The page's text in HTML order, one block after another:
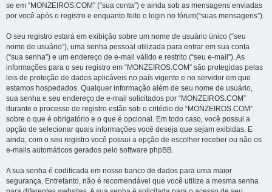
se em “MONZEIROS.COM” (“sua conta”) e ainda sob as mensagens enviadas
por você após o registro e enquanto feito o login no fórum(“suas mensagens”).
O seu registro estará em exibição sobre um nome de usuário único (“seu
nome de usuário”), uma senha pessoal utilizada para entrar em sua conta
(“sua senha”) e um endereço de e-mail válido e restrito (“seu e-mail”). As
informações para o seu registro em “MONZEIROS.COM” são protegidas pelas
leis de proteção de dados aplicáveis no país vigente e no servidor em que
estamos hospedados. Qualquer informação além de seu nome de usuário,
sua senha e seu endereço de e-mail solicitados por “MONZEIROS.COM”
durante o processo de registro estão sob o critédio de “MONZEIROS.COM”
sobre o que é obrigatório e o que é opcional. Em todo caso, você possui a
opção de selecionar quais informações você deseja que sejam exibidas. E
ainda, com o seu registro você possui a opção de escolher receber ou não os
e-mails automáticos gerados pelo software phpBB.
A sua senha é codificada em nosso banco de dados para uma maior
segurança. Entretanto, não é recomendável que você utilize a mesma senha